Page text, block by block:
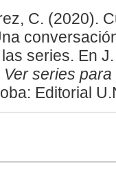
C. (2020).
series. En
series
Editorial